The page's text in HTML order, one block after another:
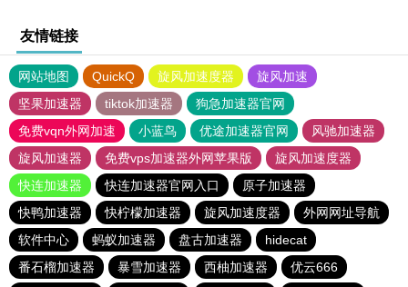
友情链接
网站地图 QuickQ 旋风加速度器
旋风加速
坚果加速器
tiktok加速器
狗急加速器官网
免费vqn外网加速
小蓝鸟 优途加速器官网
风驰加速器
旋风加速器
免费vps加速器外网苹果版
旋风加速度器
快连加速器
快连加速器官网入口
原子加速器
快鸭加速器
快柠檬加速器 旋风加速度器
外网网址导航
软件中心
蚂蚁加速器 盘古加速器
hidecat
番石榴加速器
暴雪加速器 西柚加速器 优云666